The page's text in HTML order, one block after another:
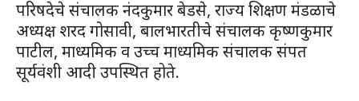
परिषदेचे संचालक नंदकुमार बेडसे, राज्य शिक्षण मंडळाचे
अध्यक्ष शरद गोसावी, बालभारतीचे संचालक कृष्णकुमार
पाटील, माध्यमिक व उच्च माध्यमिक संचालक संपत
सूर्यवंशी आदी उपस्थित होते.